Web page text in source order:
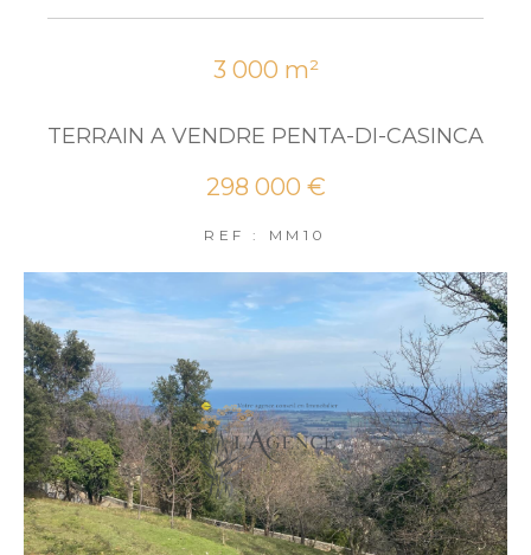
3 000 m²
TERRAIN A VENDRE PENTA-DI-CASINCA
298 000 €
REF : MM10